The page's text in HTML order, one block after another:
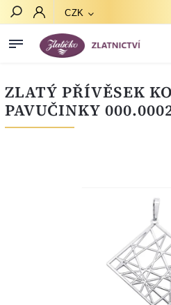
CZK
ZLATÝ PŘÍVĚSEK
PAVUČINKY